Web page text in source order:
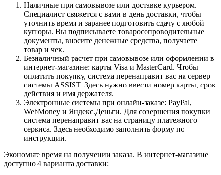
Наличные при самовывозе или доставке курьером.
Специалист свяжется с вами в день доставки, чтобы
уточнить время и заранее подготовить сдачу с любой
купюры. Вы подписываете товаросопроводительные
документы, вносите денежные средства, получаете
товар и чек.
Безналичный расчет при самовывозе или оформлении в
интернет-магазине: карты Visa и MasterCard. Чтобы
оплатить покупку, система перенаправит вас на сервер
системы ASSIST. Здесь нужно ввести номер карты, срок
действия и имя держателя.
Электронные системы при онлайн-заказе: PayPal,
WebMoney и Яндекс.Деньги. Для совершения покупки
система перенаправит вас на страницу платежного
сервиса. Здесь необходимо заполнить форму по
инструкции.
Экономьте время на получении заказа. В интернет-магазине
доступно 4 варианта доставки: